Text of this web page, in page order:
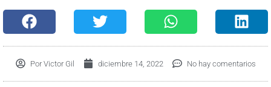
PorVictor Gil diciembre 14, 2022 No hay comentarios